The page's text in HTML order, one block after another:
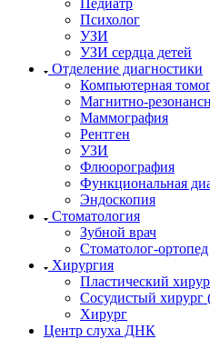
Психолог
УЗИ
УЗИ сердца детей
Отделение диагностики
Компьютерная
Магнитно-
Маммография
Рентген
УЗИ
Флюорография
Функциональная
Эндоскопия
Стоматология
Зубной врач
Стоматолог-ортопед
Хирургия
Пластический
Сосудистый хирург
Хирург
Центр слуха ДНК